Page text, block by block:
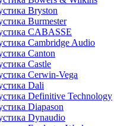
Bryston
Burmester
CABASSE
Cambridge Audio
Canton
Castle
Cerwin-Vega
Dali
Definitive Technology
Diapason
Dynaudio